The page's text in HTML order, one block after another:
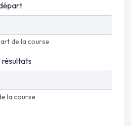
de la course
résultats
la course